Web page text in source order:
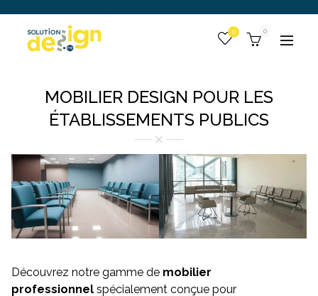
0
:
MOBILIER DESIGN POUR LES
ÉTABLISSEMENTS PUBLICS
Découvrez notre gamme de mobilier
professionnel spécialement conçue pour